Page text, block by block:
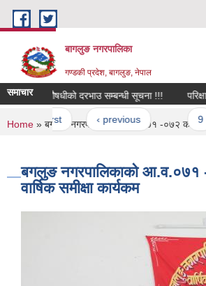
Skip to main content
बागलुङ नगरपालिका
गण्डकी प्रदेश, बागलुङ, नेपाल
समाचार
पशुपंक्षी औषधीको दरभाउ सम्बन्धी सूचना !!! परिक्षा
Pages
« first ‹ previous … 9
You are here
Home » बगलुङ नगरपालिकाको आ.व.०७१ -०७२ को
बगलुङ नगरपालिकाको आ.व.०७१
वार्षिक समीक्षा कार्यकम